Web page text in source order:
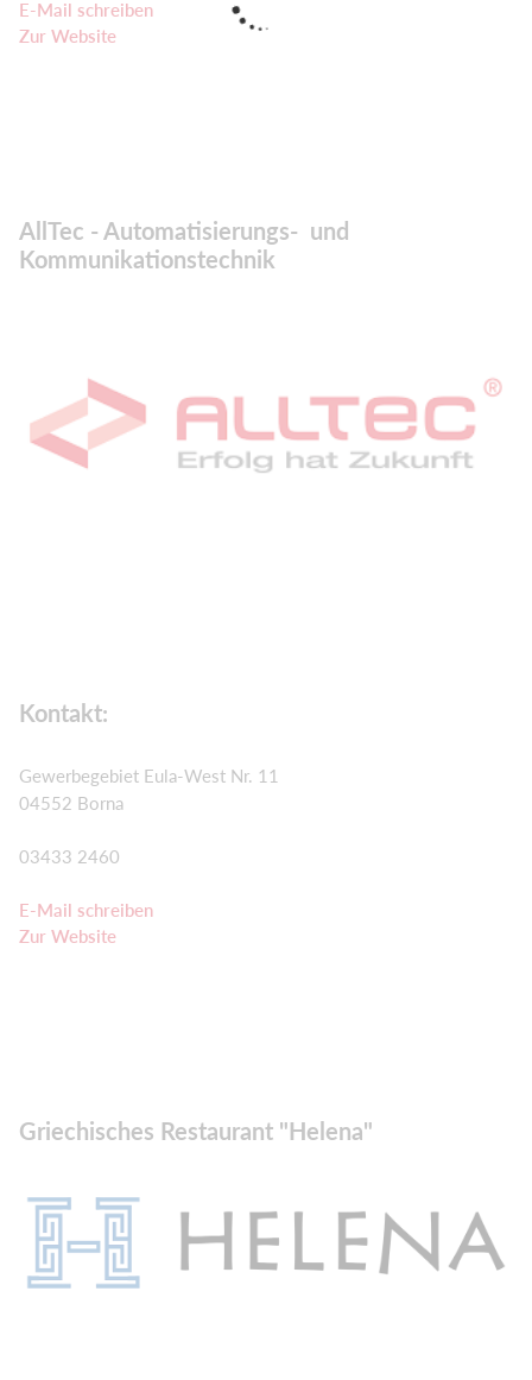
E-Mail schreiben
Zur Website
AllTec - Automatisierungs- und
Kommunikationstechnik
Kontakt:
Gewerbegebiet Eula-West Nr. 11
04552 Borna
03433 2460
E-Mail schreiben
Zur Website
Griechisches Restaurant "Helena"